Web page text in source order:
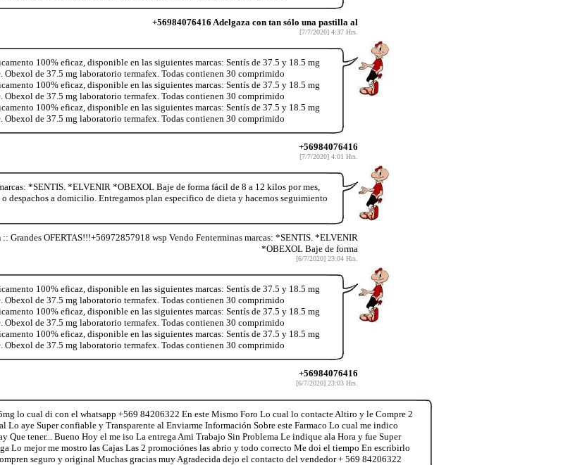
+56984076416 Adelgaza con tan sólo una pastilla al
[7/7/2020] 4:37 Hrs.
100% eficaz, disponible en las siguientes marcas: Sentís de 37.5 y 18.5 mg
de 37.5 mg laboratorio termafex. Todas contienen 30 comprimido
100% eficaz, disponible en las siguientes marcas: Sentís de 37.5 y 18.5 mg
de 37.5 mg laboratorio termafex. Todas contienen 30 comprimido
100% eficaz, disponible en las siguientes marcas: Sentís de 37.5 y 18.5 mg
de 37.5 mg laboratorio termafex. Todas contienen 30 comprimido
+56984076416
[7/7/2020] 4:01 Hrs.
*SENTIS. *ELVENIR *OBEXOL Baje de forma fácil de 8 a 12 kilos por mes,
despachos a domicilio. Entregamos plan especifico de dieta y hacemos seguimiento
:: Grandes OFERTAS!!!+56972857918 wsp Vendo Fenterminas marcas: *SENTIS. *ELVENIR
*OBEXOL Baje de forma
[6/7/2020] 23:04 Hrs.
100% eficaz, disponible en las siguientes marcas: Sentís de 37.5 y 18.5 mg
de 37.5 mg laboratorio termafex. Todas contienen 30 comprimido
100% eficaz, disponible en las siguientes marcas: Sentís de 37.5 y 18.5 mg
de 37.5 mg laboratorio termafex. Todas contienen 30 comprimido
100% eficaz, disponible en las siguientes marcas: Sentís de 37.5 y 18.5 mg
de 37.5 mg laboratorio termafex. Todas contienen 30 comprimido
+56984076416
[6/7/2020] 23:03 Hrs.
lo cual di con el whatsapp +569 84206322 En este Mismo Foro Lo cual lo contacte Altiro y le Compre 2
Lo aye Super confiable y Transparente al Enviarme Información Sobre este Farmaco Lo cual me indico
Que tener... Bueno Hoy el me iso La entrega Ami Trabajo Sin Problema Le indique ala Hora y fue Super
Lo mejor me mostro las Cajas Las 2 promociónes las abrio y todo correcto Me doi el tiempo En escribirlo
seguro y original Muchas gracias muy Agradecida dejo el contacto del vendedor + 569 84206322